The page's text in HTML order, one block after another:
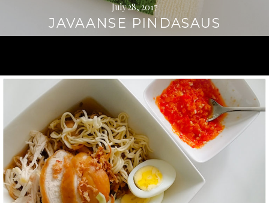
July 28, 2017
JAVAANSE PINDASAUS